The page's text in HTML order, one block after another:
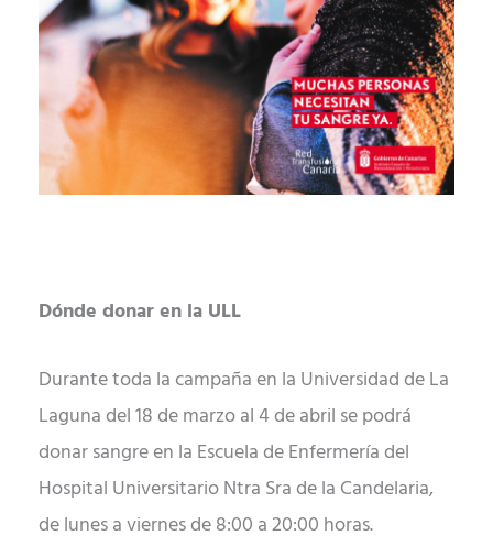
Dónde donar en la ULL
Durante toda la campaña en la Universidad de La
Laguna del 18 de marzo al 4 de abril se podrá
donar sangre en la Escuela de Enfermería del
Hospital Universitario Ntra Sra de la Candelaria,
de lunes a viernes de 8:00 a 20:00 horas.